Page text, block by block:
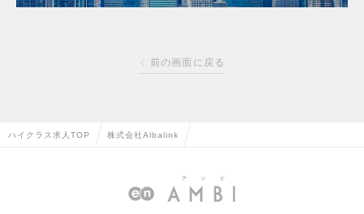
前の画面に戻る
ハイクラス求人TOP 株式会社Albalink